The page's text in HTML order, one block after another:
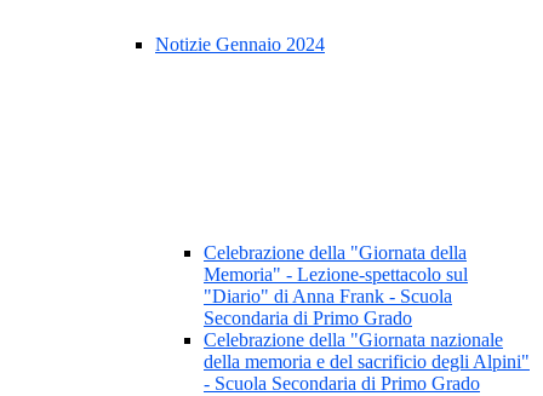
Notizie Gennaio 2024
Celebrazione della "Giornata della
Memoria" - Lezione-spettacolo sul
"Diario" di Anna Frank - Scuola
Secondaria di Primo Grado
Celebrazione della "Giornata nazionale
della memoria e del sacrificio degli Alpini"
- Scuola Secondaria di Primo Grado